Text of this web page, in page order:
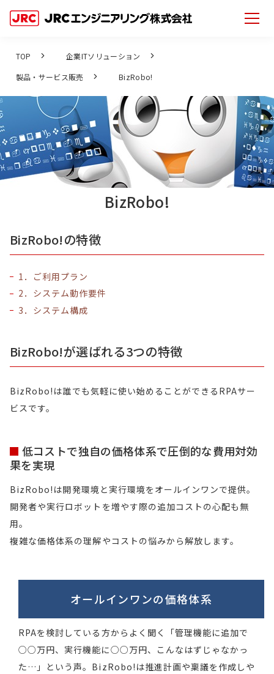
TOP 企業ITソリューション
製品・サービス販売 BizRobo!
BizRobo!
BizRobo!の特徴
1．ご利用プラン
2．システム動作要件
3．システム構成
BizRobo!が選ばれる3つの特徴
BizRobo!は誰でも気軽に使い始めることができるRPAサー
ビスです。
低コストで独自の価格体系で圧倒的な費用対効
果を実現
BizRobo!は開発環境と実行環境をオールインワンで提供。
開発者や実行ロボットを増やす際の追加コストの心配も無
用。
複雑な価格体系の理解やコストの悩みから解放します。
オールインワンの価格体系
RPAを検討している方からよく聞く「管理機能に追加で
○○万円、実行機能に○○万円、こんなはずじゃなかっ
た…」という声。BizRobo!は推進計画や稟議を作成しや